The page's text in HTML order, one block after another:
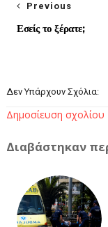
Previous
Εσείς το ξέρατε;
Δεν Υπάρχουν Σχόλια:
Δημοσίευση σχολίου
Διαβάστηκαν